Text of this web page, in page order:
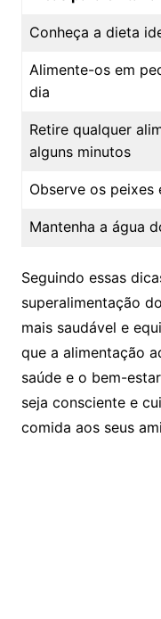
Conheça a⁢ dieta⁣
Alimente-os em
dia
Retire⁤ qualquer‌
alguns minutos
Observe os peixes
Mantenha⁤ a água
Seguindo essas
superalimentação​
mais saudável e
que a alimentação
saúde e o bem-
seja consciente e
comida aos‌ seus